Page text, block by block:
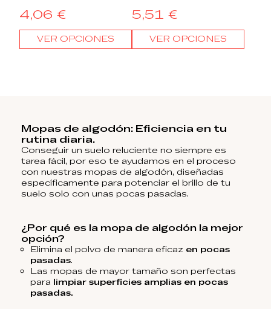
4,06 €
VER OPCIONES
5,51 €
VER OPCIONES
Mopas de algodón: Eficiencia en tu
rutina diaria.
Conseguir un suelo reluciente no siempre es
tarea fácil, por eso te ayudamos en el proceso
con nuestras mopas de algodón, diseñadas
específicamente para potenciar el brillo de tu
suelo solo con unas pocas pasadas.
¿Por qué es la mopa de algodón la mejor
opción?
Elimina el polvo de manera eficaz en pocas
pasadas.
Las mopas de mayor tamaño son perfectas
para limpiar superficies amplias en pocas
pasadas.